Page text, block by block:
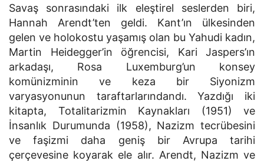
Savaş sonrasındaki ilk eleştirel seslerden biri,
Hannah Arendt’ten geldi. Kant’ın ülkesinden
gelen ve holokostu yaşamış olan bu Yahudi kadın,
Martin Heidegger’in öğrencisi, Kari Jaspers’ın
arkadaşı, Rosa Luxemburg’un konsey
komünizminin ve keza bir Siyonizm
varyasyonunun taraftarlarındandı. Yazdığı iki
kitapta, Totalitarizmin Kaynakları (1951) ve
İnsanlık Durumunda (1958), Nazizm tecrübesini
ve faşizmi daha geniş bir Avrupa tarihi
çerçevesine koyarak ele alır. Arendt, Nazizm ve